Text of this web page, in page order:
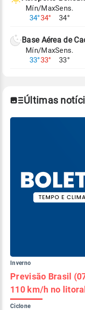
Para obter mais
Mín/Max
34°34°
Sens.
34°
Base Aérea de
Mín/Max
33°33°
Sens.
33°
Últimas
Inverno
Previsão Brasil
110 km/h no
Ciclone